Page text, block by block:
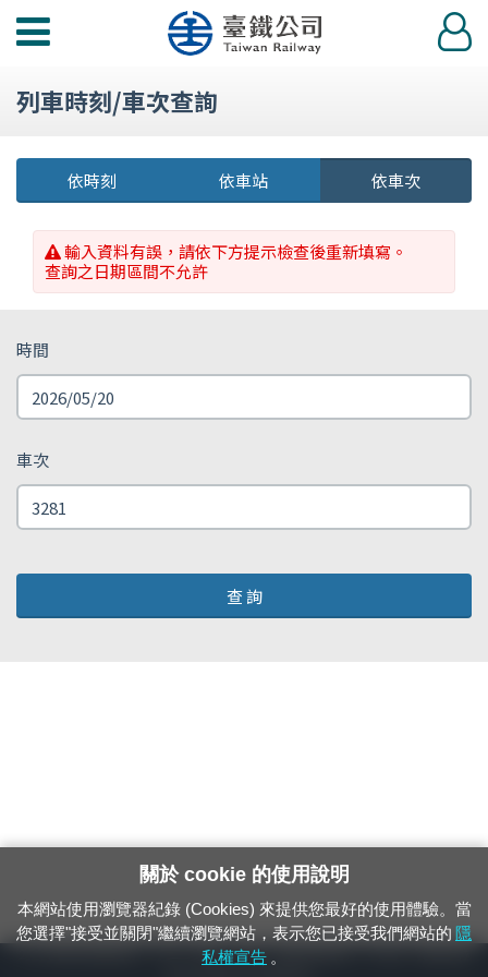
功
選
登
入
列車時刻/車次查詢
依時刻 依車站 依車次
輸入資料有誤，請依下方提示檢查後重新填寫。
查詢之日期區間不允許
時間
車次
查 詢
24小時緊急通報電話：1933（市話、手機，僅限發現軌道、平交道、橋樑及隧
關於 cookie 的使用說明
本網站使用瀏覽器紀錄 (Cookies) 來提供您最好的使用體驗。當
您選擇"接受並關閉"繼續瀏覽網站，表示您已接受我們網站的 隱
私權宣告 。